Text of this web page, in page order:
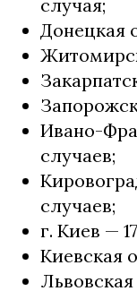
случая;
Донецкая
Ивано-
случаев;
случаев;
г. Киев —
Киевская
Львовская